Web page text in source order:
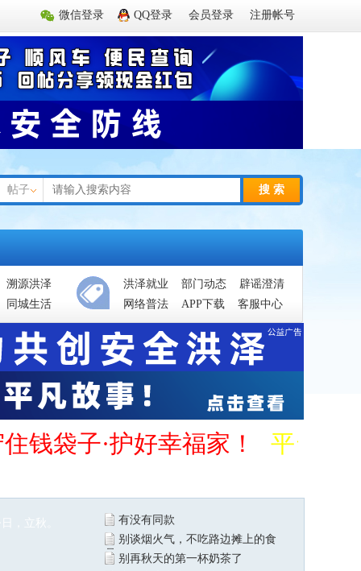
微信登录 QQ登录 会员登录 注册帐号
帖子 搜 索
溯源洪泽
同城生活
洪泽就业 部门动态
辟谣澄清
网络普法
APP下载 客服中心
钱袋子·护好幸福家！ 平台管
有没有同款
别谈烟火气，不吃路边摊上的食
品 别再秋天的第一杯奶茶了